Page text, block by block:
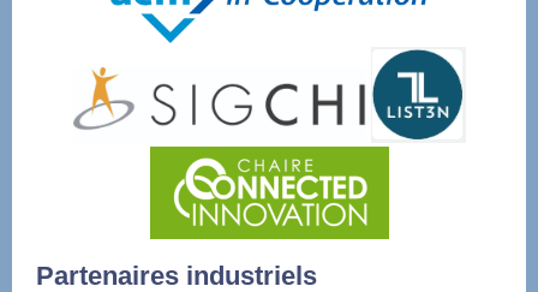
Partenaires industriels